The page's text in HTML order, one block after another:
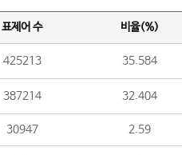
표제어 수 비율(%)
425213 35.584
387214 32.404
30947 2.59